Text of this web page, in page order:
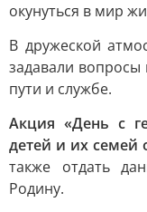
окунуться в мир
В дружеской
задавали
пути и службе.
Акция «День с
детей и их семей
также отдать
Родину.